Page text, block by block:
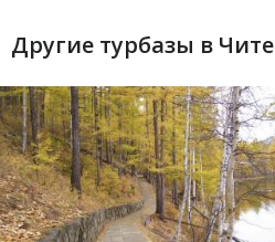
Другие турбазы в Чите